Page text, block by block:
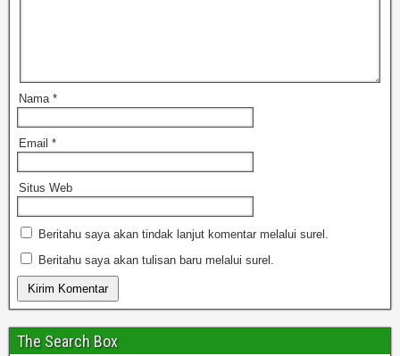
Nama *
Email *
Situs Web
Beritahu saya akan tindak lanjut komentar melalui surel.
Beritahu saya akan tulisan baru melalui surel.
The Search Box